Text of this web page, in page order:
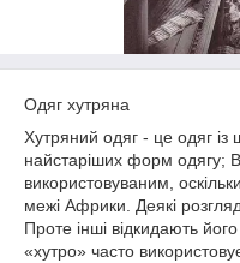
Одяг хутряна
Хутряний одяг - це одяг із
найстаріших форм одягу;
використовуваним,
межі Африки. Деякі
Проте інші відкидають
«хутро» часто